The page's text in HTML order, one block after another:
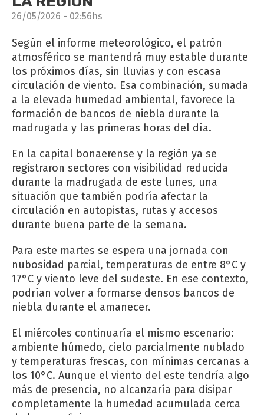
26/05/2026 - 02:56hs
Según el informe meteorológico, el patrón
atmosférico se mantendrá muy estable durante
los próximos días, sin lluvias y con escasa
circulación de viento. Esa combinación, sumada
a la elevada humedad ambiental, favorece la
formación de bancos de niebla durante la
madrugada y las primeras horas del día.
En la capital bonaerense y la región ya se
registraron sectores con visibilidad reducida
durante la madrugada de este lunes, una
situación que también podría afectar la
circulación en autopistas, rutas y accesos
durante buena parte de la semana.
Para este martes se espera una jornada con
nubosidad parcial, temperaturas de entre 8°C y
17°C y viento leve del sudeste. En ese contexto,
podrían volver a formarse densos bancos de
niebla durante el amanecer.
El miércoles continuaría el mismo escenario:
ambiente húmedo, cielo parcialmente nublado
y temperaturas frescas, con mínimas cercanas a
los 10°C. Aunque el viento del este tendría algo
más de presencia, no alcanzaría para disipar
completamente la humedad acumulada cerca